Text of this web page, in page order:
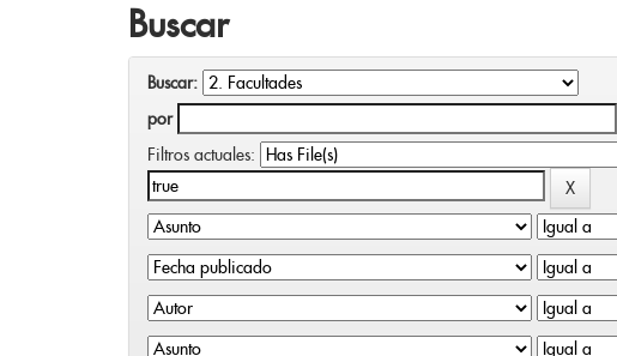
Buscar
Buscar:
por
Filtros actuales: